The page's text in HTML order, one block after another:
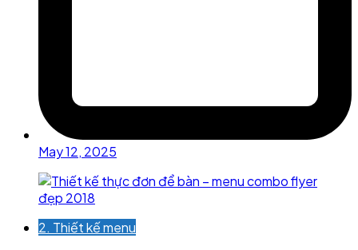
May 12, 2025
2. Thiết kế menu